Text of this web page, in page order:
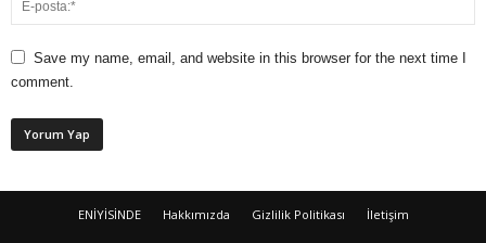
Save my name, email, and website in this browser for the next time I
comment.
ENİYİSİNDE Hakkımızda Gizlilik Politikası
İletişim